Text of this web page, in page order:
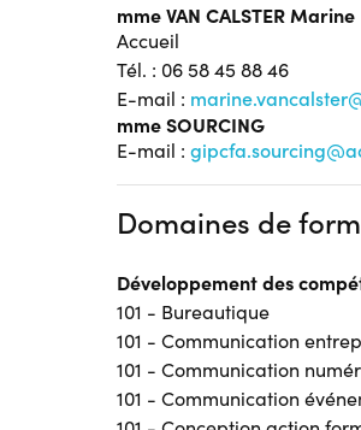
mme VAN CALSTER Marine
Accueil
Tél. : 06 58 45 88 46
E-mail :
mme SOURCING
E-mail :
Domaines de
Développement des
101 - Bureautique
101 - Communication
101 - Communication
101 - Communication